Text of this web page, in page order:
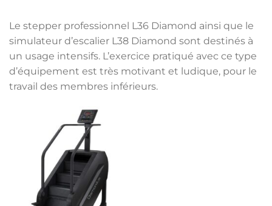
Le stepper professionnel L36 Diamond ainsi que le
simulateur d’escalier L38 Diamond sont destinés à
un usage intensifs. L’exercice pratiqué avec ce type
d’équipement est très motivant et ludique, pour le
travail des membres inférieurs.